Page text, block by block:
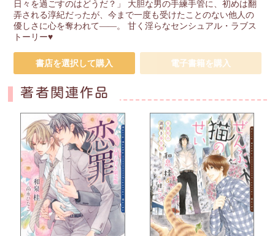
日々を過ごすのはどうだ？」 大胆な男の手練手管に、初めは翻
弄される淳紀だったが、今まで一度も受けたことのない他人の
優しさに心を奪われて――。 甘く淫らなセンシュアル・ラブス
トーリー♥
書店を選択して購入 電子書籍を購入
著者関連作品